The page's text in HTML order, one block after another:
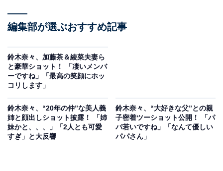
編集部が選ぶおすすめ記事
鈴木奈々、加藤茶＆綾菜夫妻ら
と豪華ショット！ 「凄いメンバ
ーですね」「最高の笑顔にホッ
コリします」
鈴木奈々、“20年の仲”な美人義
姉と顔出しショット披露！ 「姉
妹かと、、、」「2人とも可愛
すぎ」と大反響
鈴木奈々、“大好きな父”との親
子密着ツーショット公開！ 「パ
パ若いですね」「なんて優しい
パパさん」